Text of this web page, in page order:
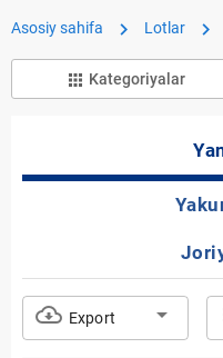
Asosiy sahifa chevron_right Lotlar chevron_right
apps Kategoriyalar
cloud_download Export arrow_drop_down